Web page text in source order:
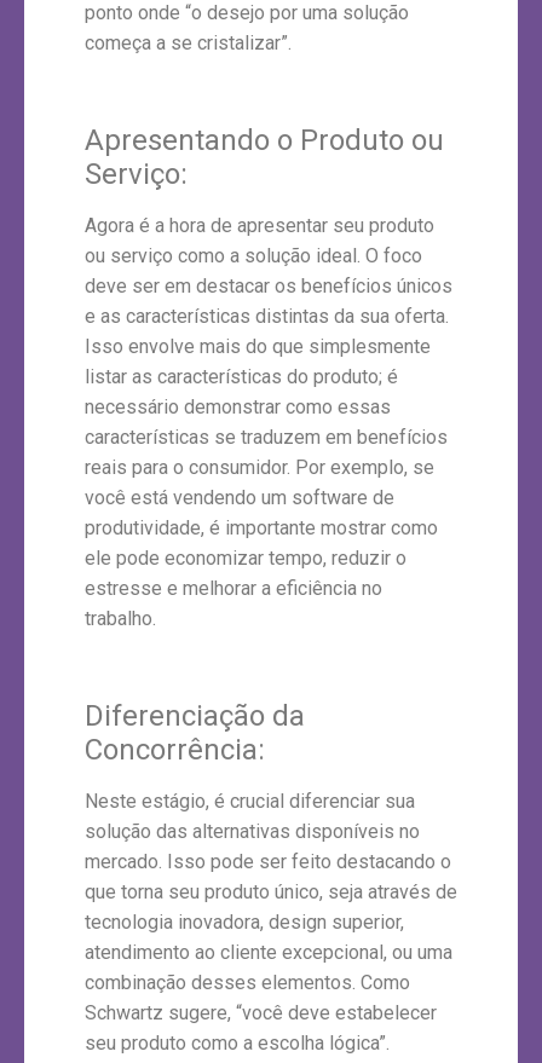
ponto onde “o desejo por uma solução
começa a se cristalizar”.
Apresentando o Produto ou
Serviço:
Agora é a hora de apresentar seu produto
ou serviço como a solução ideal. O foco
deve ser em destacar os benefícios únicos
e as características distintas da sua oferta.
Isso envolve mais do que simplesmente
listar as características do produto; é
necessário demonstrar como essas
características se traduzem em benefícios
reais para o consumidor. Por exemplo, se
você está vendendo um software de
produtividade, é importante mostrar como
ele pode economizar tempo, reduzir o
estresse e melhorar a eficiência no
trabalho.
Diferenciação da
Concorrência:
Neste estágio, é crucial diferenciar sua
solução das alternativas disponíveis no
mercado. Isso pode ser feito destacando o
que torna seu produto único, seja através de
tecnologia inovadora, design superior,
atendimento ao cliente excepcional, ou uma
combinação desses elementos. Como
Schwartz sugere, “você deve estabelecer
seu produto como a escolha lógica”.